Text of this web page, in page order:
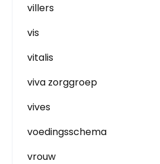
villers
vis
vitalis
viva zorggroep
vives
voedingsschema
vrouw